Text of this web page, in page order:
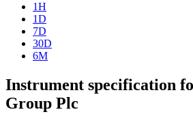
1H
1D
7D
30D
6M
Instrument specification
Group Plc